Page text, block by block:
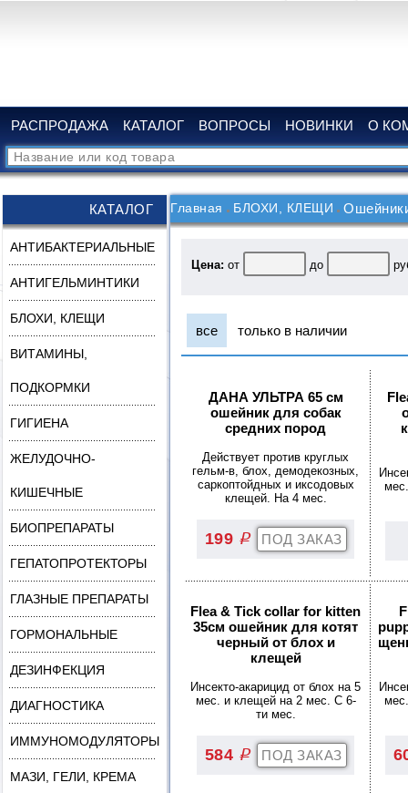
РАСПРОДАЖА КАТАЛОГ ВОПРОСЫ НОВИНКИ О
КАТАЛОГ
АНТИБАКТЕРИАЛЬНЫЕ
АНТИГЕЛЬМИНТИКИ
БЛОХИ, КЛЕЩИ
ВИТАМИНЫ,
ПОДКОРМКИ
ГИГИЕНА
ЖЕЛУДОЧНО-
КИШЕЧНЫЕ
БИОПРЕПАРАТЫ
ГЕПАТОПРОТЕКТОРЫ
ГЛАЗНЫЕ ПРЕПАРАТЫ
ГОРМОНАЛЬНЫЕ
ДЕЗИНФЕКЦИЯ
ДИАГНОСТИКА
ИММУНОМОДУЛЯТОРЫ
МАЗИ, ГЕЛИ, КРЕМА
Главная БЛОХИ, КЛЕЩИ
Цена: от до
все только в наличии
ДАНА УЛЬТРА 65 см
ошейник для собак
средних пород
Действует против круглых
гельм-в, блох, демодекозных,
саркоптойдных и иксодовых
клещей. На 4 мес.
199 q
Flea & Tick collar for kitten
35см ошейник для котят
черный от блох и
клещей
Инсекто-акарицид от блох на 5
мес. и клещей на 2 мес. С 6-
ти мес.
584 q